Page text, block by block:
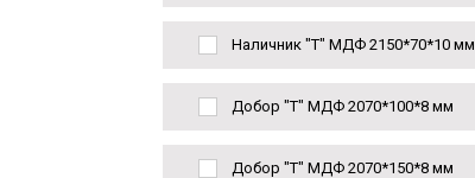
Наличник "Т" МДФ 2150*70*10 мм
Добор "Т" МДФ 2070*100*8 мм
Добор "Т" МДФ 2070*150*8 мм